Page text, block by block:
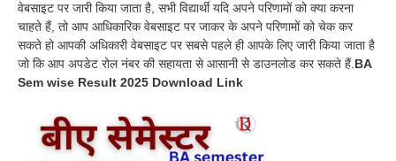
वेबसाइट पर जारी किया जाता है, सभी विद्यार्थी यदि अपने परिणामों को क्या करना
चाहते हैं, तो आप आधिकारिक वेबसाइट पर जाकर के अपने परिणामों को चेक कर
सकते हो आपकी अधिकारी वेबसाइट पर सबसे पहले ही आपके लिए जारी किया जाता है
जो कि आप अपडेट रोल नंबर की सहायता से आसानी से डाउनलोड कर सकते हैं. BA
Sem wise Result 2025 Download Link